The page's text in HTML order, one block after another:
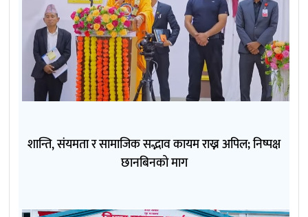
शान्ति, संयमता र सामाजिक सद्भाव कायम राख्न अपिल; निष्पक्ष
छानबिनको माग